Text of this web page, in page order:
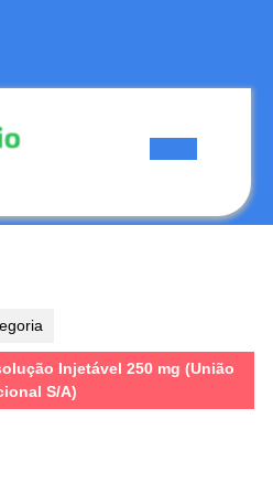
Injetável 250 mg (União
S/A)